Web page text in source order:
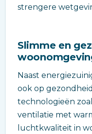
strengere
Slimme en
Naast
ook op
technologieën
ventilatie met
luchtkwaliteit in